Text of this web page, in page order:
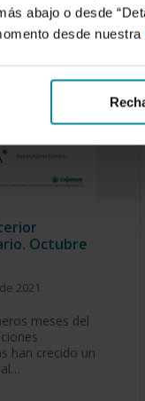
abajo o desde
desde nuestra
Octubre
2021
meses del
han crecido un